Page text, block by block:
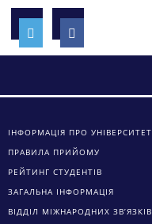
ІНФОРМАЦІЯ ПРО УНІВЕРСИТЕТ
ПРАВИЛА ПРИЙОМУ
РЕЙТИНГ СТУДЕНТІВ
ЗАГАЛЬНА ІНФОРМАЦІЯ
ВІДДІЛ МІЖНАРОДНИХ ЗВ’ЯЗКІВ